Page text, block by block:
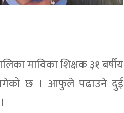
माविका शिक्षक ३१ बर्षीय
छ । आफुले पढाउने दुई